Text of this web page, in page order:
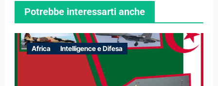
Potrebbe interessarti anche
Africa Intelligence e Difesa